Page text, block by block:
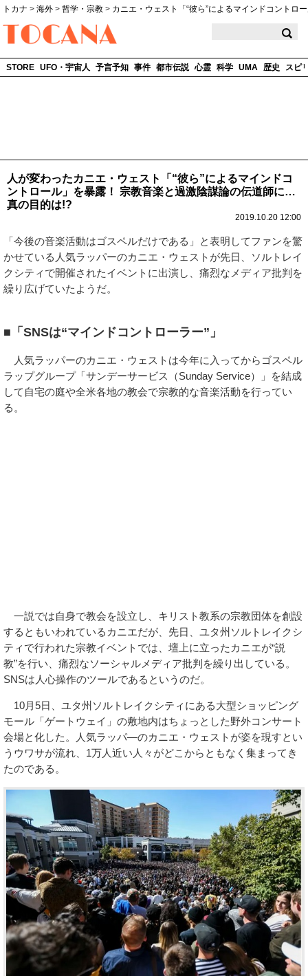
トカナ > 海外 > 哲学・宗教 > カニエ・ウェスト「“彼ら”によるマインドコントロ
STORE UFO・宇宙人 予言予知 事件 都市伝説 心霊 科学 UMA 歴史 スピ
人が変わったカニエ・ウェスト「“彼ら”によるマインドコ
ントロール」を暴露！ 宗教音楽と過激陰謀論の伝道師に…
真の目的は!?
2019.10.20 12:00
「今後の音楽活動はゴスペルだけである」と表明してファンを驚
かせている人気ラッパーのカニエ・ウェストが先日、ソルトレイ
クシティで開催されたイベントに出演し、痛烈なメディア批判を
繰り広げていたようだ。
■「SNSは“マインドコントローラー”」
人気ラッパーのカニエ・ウェストは今年に入ってからゴスペル
ラップグループ「サンデーサービス（Sunday Service）」を結成
して自宅の庭や全米各地の教会で宗教的な音楽活動を行ってい
る。
一説では自身で教会を設立し、キリスト教系の宗教団体を創設
するともいわれているカニエだが、先日、ユタ州ソルトレイクシ
ティで行われた宗教イベントでは、壇上に立ったカニエが“説
教”を行い、痛烈なソーシャルメディア批判を繰り出している。
SNSは人心操作のツールであるというのだ。
10月5日、ユタ州ソルトレイクシティにある大型ショッピング
モール「ゲートウェイ」の敷地内はちょっとした野外コンサート
会場と化した。人気ラッパ―のカニエ・ウェストが姿を現すとい
うウワサが流れ、1万人近い人々がどこからともなく集まってき
たのである。